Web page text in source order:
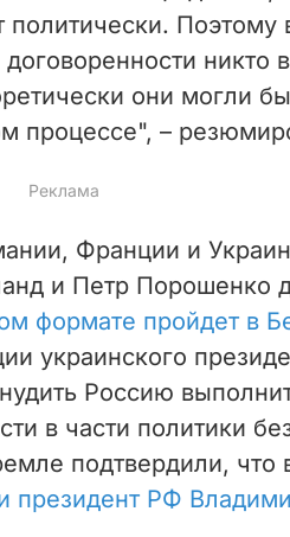
Поэтому
никто
они могли
процессе", –
Франции и
и Петр Порошенко
формате пройдет в
украинского
Россию
в части политики
подтвердили, что
президент РФ